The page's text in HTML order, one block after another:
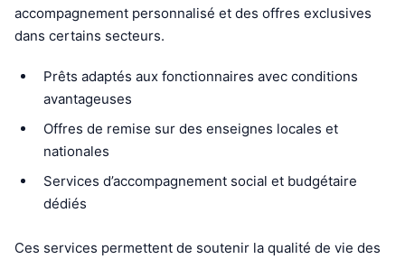
accompagnement personnalisé et des offres exclusives
dans certains secteurs.
Prêts adaptés aux fonctionnaires avec conditions
avantageuses
Offres de remise sur des enseignes locales et
nationales
Services d’accompagnement social et budgétaire
dédiés
Ces services permettent de soutenir la qualité de vie des